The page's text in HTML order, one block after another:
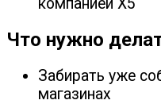
компанией X5
Что нужно
Забирать уже
магазинах